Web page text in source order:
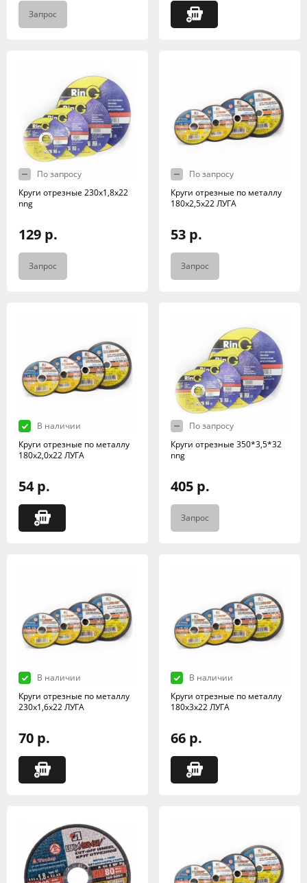
Запрос
По запросу
Круги отрезные 230х1,8х22
nng
129 р.
Запрос
По запросу
Круги отрезные по металлу
180х2,5х22 ЛУГА
53 р.
Запрос
В наличии
Круги отрезные по металлу
180х2,0х22 ЛУГА
54 р.
По запросу
Круги отрезные 350*3,5*32
nng
405 р.
Запрос
В наличии
Круги отрезные по металлу
230х1,6х22 ЛУГА
70 р.
В наличии
Круги отрезные по металлу
180х3х22 ЛУГА
66 р.